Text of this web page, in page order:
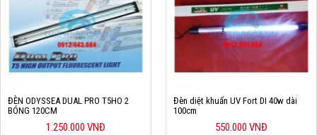
ĐÈN ODYSSEA DUAL PRO T5HO 2
BÓNG 120CM
1.250.000 VNĐ
Đèn diệt khuẩn UV Fort DI 40w dài
100cm
550.000 VNĐ